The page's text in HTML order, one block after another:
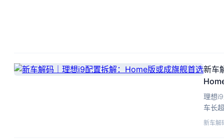
新车
理想
车长
800V
新车解